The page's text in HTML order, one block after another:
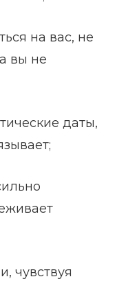
на вас, не
вы не
даты,
чувствуя